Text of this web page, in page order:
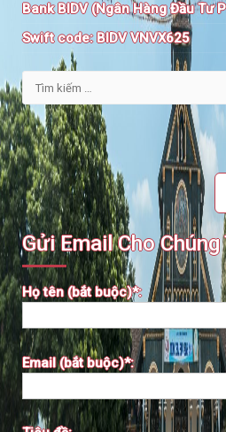
Bank BIDV (Ngân Hàng Đầu Tư
Swift code:BIDV VNVX625
Tìm
kiếm
cho:
Gửi Email Cho Chúng
Họ tên (bắt buộc)*:
Email (bắt buộc)*: